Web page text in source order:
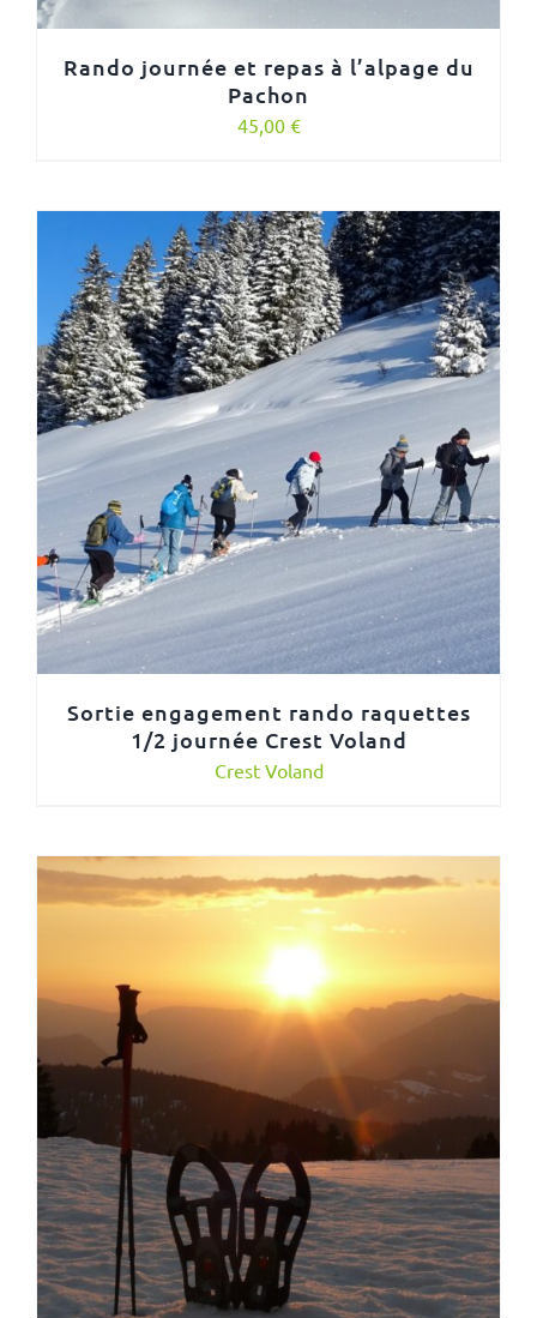
Rando journée et repas à l’alpage du
Pachon
45,00 €
Sortie engagement rando raquettes
1/2 journée Crest Voland
Crest Voland